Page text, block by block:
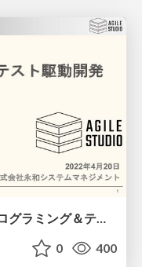
Agile Studioウェビナー~モブプログラミング＆テスト駆動開発はじめの一歩~
0 400